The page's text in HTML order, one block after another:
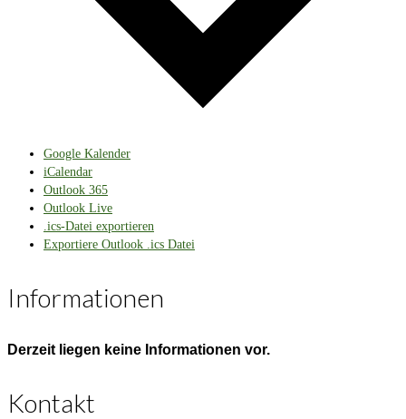
Google Kalender
iCalendar
Outlook 365
Outlook Live
.ics-Datei exportieren
Exportiere Outlook .ics Datei
Informationen
Derzeit liegen keine Informationen vor.
Kontakt